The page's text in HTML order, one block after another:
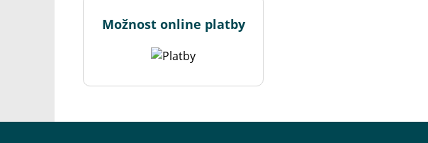
Možnost online platby